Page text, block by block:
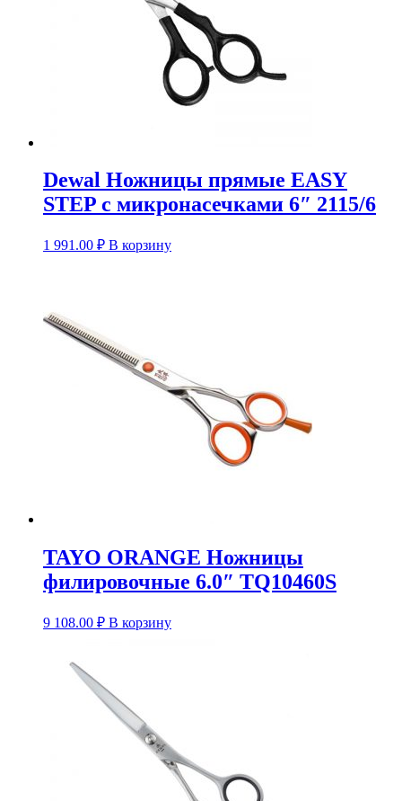
Dewal Ножницы прямые EASY
STEP с микронасечками 6″ 2115/6
1 991.00 ₽ В корзину
TAYO ORANGE Ножницы
филировочные 6.0″ TQ10460S
9 108.00 ₽ В корзину